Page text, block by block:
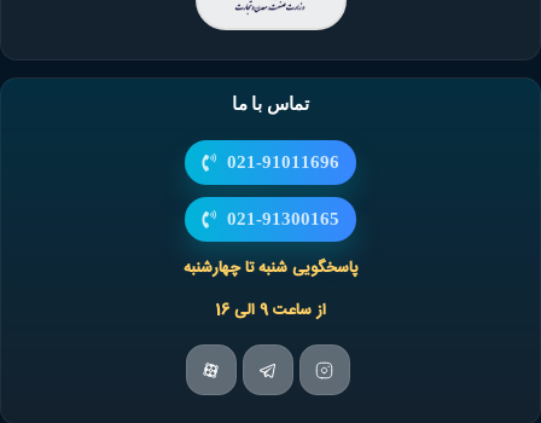
تماس با ما
021-91011696
021-91300165
پاسخگویی شنبه تا چهارشنبه
از ساعت 9 الی 16